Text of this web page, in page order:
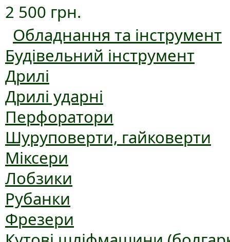
2 500 грн.
Обладнання та інструмент
Будівельний інструмент
Дрилі
Дрилі ударні
Перфоратори
Шуруповерти, гайковерти
Міксери
Лобзики
Рубанки
Фрезери